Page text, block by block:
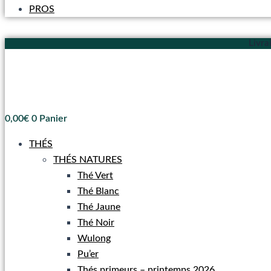
PROS
0,00€ 0 Panier
THÉS
THÉS NATURES
Thé Vert
Thé Blanc
Thé Jaune
Thé Noir
Wulong
Pu’er